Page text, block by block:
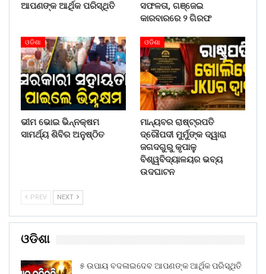
ଆପଣଙ୍କ ଆର୍ଥିକ ପରିସ୍ଥିତି
ସଫଳତା, ଗଞ୍ଜେଇ
କାରବାରରେ ୨ ଗିରଫ
ଓଡିଶା
ଭୀମ ଭୋଇ ଭିନ୍ନକ୍ଷମ
ସାମର୍ଥ୍ୟ ଶିବିର ଅନୁଷ୍ଠିତ
ଓଡିଶା
ମାନ୍ୟବର ରାଷ୍ଟ୍ରପତି
ଦ୍ରୌପଦୀ ମୁର୍ମୁଙ୍କ ଦ୍ୱାରା
ଜଗଦଗୁରୁ କୃପାଳୁ
ବିଶ୍ୱବିଦ୍ୟାଳୟର ଭବ୍ୟ
ଉଦଘାଟନ
PREV NEXT
ଓଡିଶା
୫ ଉପାୟ ବଦଳାଇଦେବ ଆପଣଙ୍କ ଆର୍ଥିକ ପରିସ୍ଥିତି